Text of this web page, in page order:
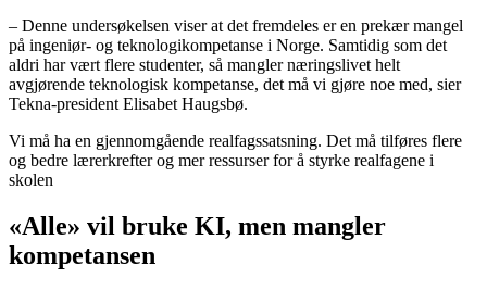
– Denne undersøkelsen viser at det fremdeles er en prekær mangel
på ingeniør- og teknologikompetanse i Norge. Samtidig som det
aldri har vært flere studenter, så mangler næringslivet helt
avgjørende teknologisk kompetanse, det må vi gjøre noe med, sier
Tekna-president Elisabet Haugsbø.
Vi må ha en gjennomgående realfagssatsning. Det må tilføres flere
og bedre lærerkrefter og mer ressurser for å styrke realfagene i
skolen
«Alle» vil bruke KI, men mangler
kompetansen